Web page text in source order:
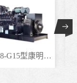
QSK38-G15型康明斯柴..